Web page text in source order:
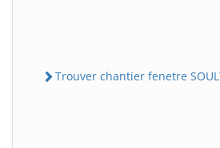
Trouver chantier fenetre